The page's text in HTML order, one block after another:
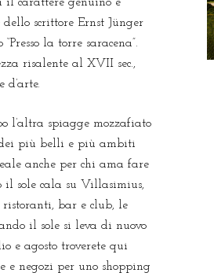
scrittore Ernst Jünger
la torre saracena”.
risalente al XVII sec.,
d’arte.
l’altra spiagge mozzafiato
dei più belli e più ambiti
anche per chi ama fare
sole cala su Villasimius,
bar e club, le
il sole si leva di nuovo
e agosto troverete qui
e negozi per uno shopping